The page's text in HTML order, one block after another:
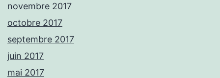
novembre 2017
octobre 2017
septembre 2017
juin 2017
mai 2017